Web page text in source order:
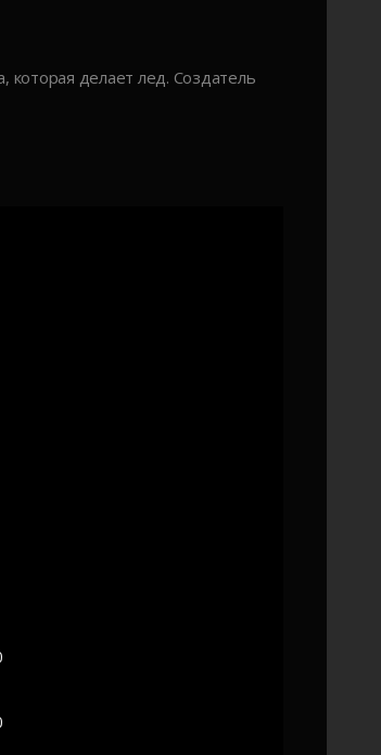
которая делает лед. Создатель